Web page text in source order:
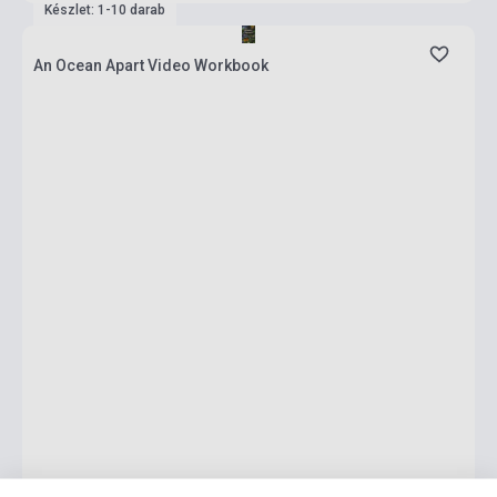
Készlet: 1-10 darab
An Ocean Apart Video Workbook